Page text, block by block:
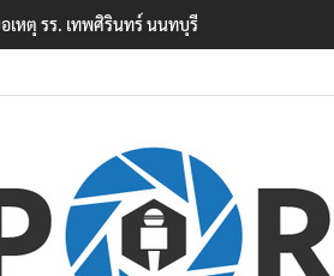
ศิรินทร์ นนทบุรี พบเด็กก่อเหตุเครียดเรื่องเรียน